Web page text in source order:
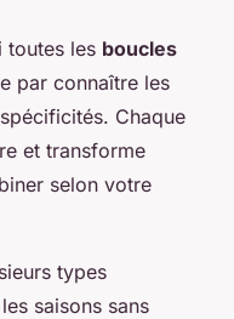
toutes les boucles
par connaître les
Chaque
et transforme
selon votre
types
saisons sans